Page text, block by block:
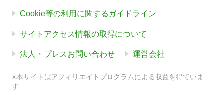
Cookie等の利用に関するガイドライン
サイトアクセス情報の取得について
法人・プレスお問い合わせ 運営会社
※本サイトはアフィリエイトプログラムによる収益を得ていま
す